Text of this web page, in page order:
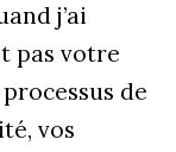
j’ai
pas votre
de
vos